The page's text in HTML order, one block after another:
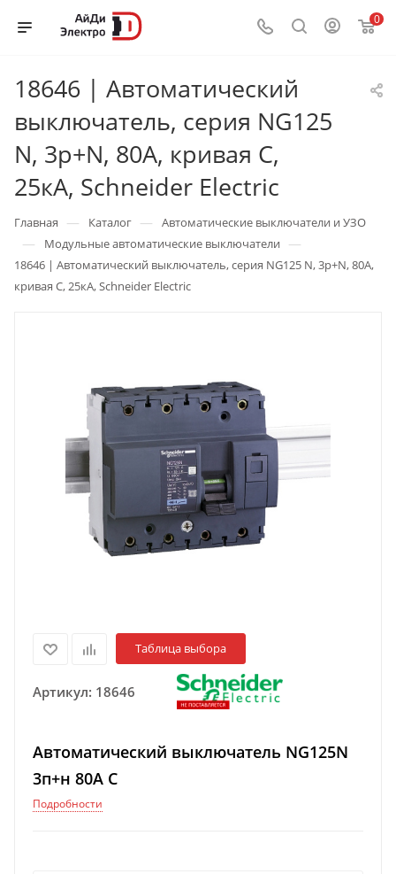
0
18646 | Автоматический
выключатель, серия NG125
N, 3p+N, 80А, кривая C,
25кА, Schneider Electric
Главная — Каталог — Автоматические выключатели и УЗО
— Модульные автоматические выключатели —
18646 | Автоматический выключатель, серия NG125 N, 3p+N, 80А,
кривая C, 25кА, Schneider Electric
Таблица выбора
Артикул: 18646
Автоматический выключатель NG125N
3п+н 80A C
Подробности